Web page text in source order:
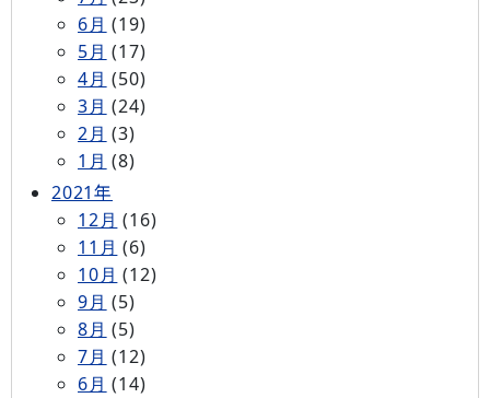
6月 (19)
5月 (17)
4月 (50)
3月 (24)
2月 (3)
1月 (8)
2021年
12月 (16)
11月 (6)
10月 (12)
9月 (5)
8月 (5)
7月 (12)
6月 (14)